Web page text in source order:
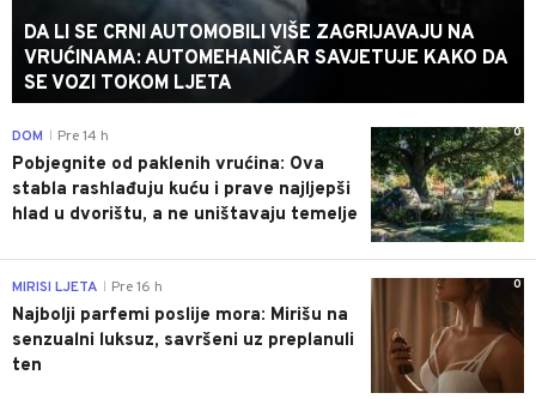
DA LI SE CRNI AUTOMOBILI VIŠE ZAGRIJAVAJU NA
VRUĆINAMA: AUTOMEHANIČAR SAVJETUJE KAKO DA
SE VOZI TOKOM LJETA
0
DOM Pre 14 h
Pobjegnite od paklenih vrućina: Ova
stabla rashlađuju kuću i prave najljepši
hlad u dvorištu, a ne uništavaju temelje
0
MIRISI LJETA Pre 16 h
Najbolji parfemi poslije mora: Mirišu na
senzualni luksuz, savršeni uz preplanuli
ten